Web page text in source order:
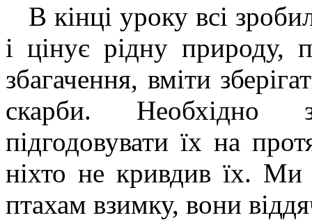
В кінці уроку всі
і цінує рідну природу,
збагачення, вміти
скарби. Необхідно
підгодовувати їх на
ніхто не кривдив їх.
птахам взимку, вони